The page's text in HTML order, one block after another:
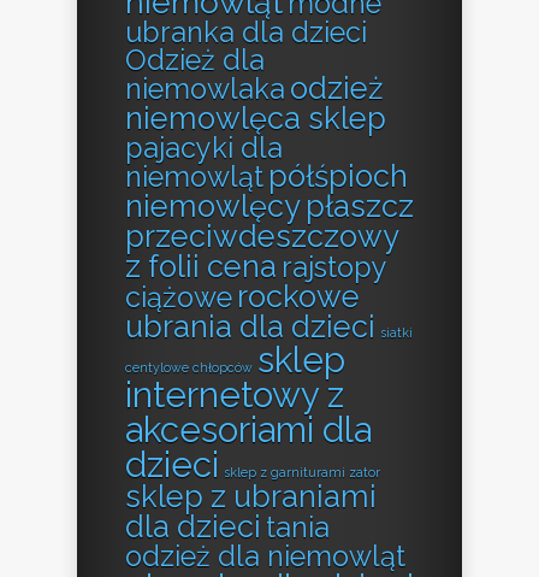
ubranka dla dzieci
Odzież dla
niemowlaka odzież
niemowlęca sklep
pajacyki dla
niemowląt półśpioch
niemowlęcy płaszcz
przeciwdeszczowy
z folii cena rajstopy
ciążowe rockowe
ubrania dla dzieci siatki
centylowe chłopców sklep
internetowy z
akcesoriami dla
dzieci sklep z garniturami zator
sklep z ubraniami
dla dzieci tania
odzież dla niemowląt